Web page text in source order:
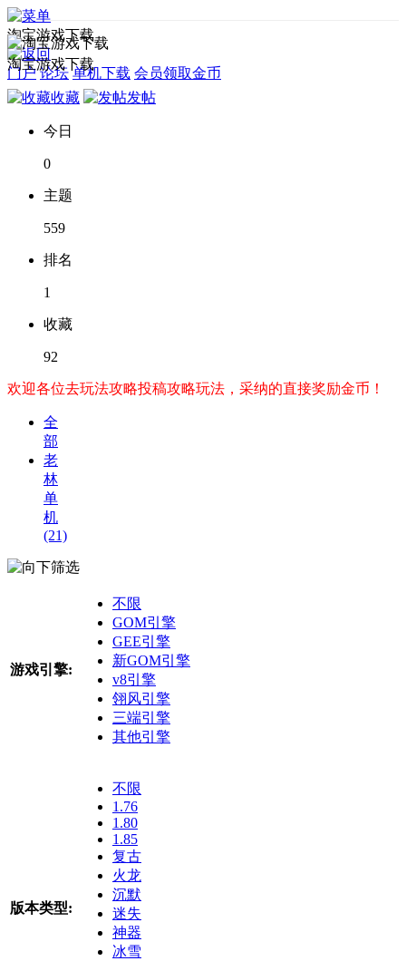
淘宝游戏下载
门户 论坛 单机下载 会员领取金币
淘宝游戏下载
收藏 发帖
今日
0
主题
559
排名
1
收藏
92
欢迎各位去玩法攻略投稿攻略玩法，采纳的直接奖励金币！
全
部
老
林
单
机
(21)
筛选
游戏引擎:
不限
GOM引擎
GEE引擎
新GOM引擎
v8引擎
翎风引擎
三端引擎
其他引擎
版本类型:
不限
1.76
1.80
1.85
复古
火龙
沉默
迷失
神器
冰雪